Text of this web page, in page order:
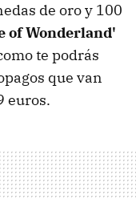
de oro y 100
of Wonderland'
te podrás
que van
euros.